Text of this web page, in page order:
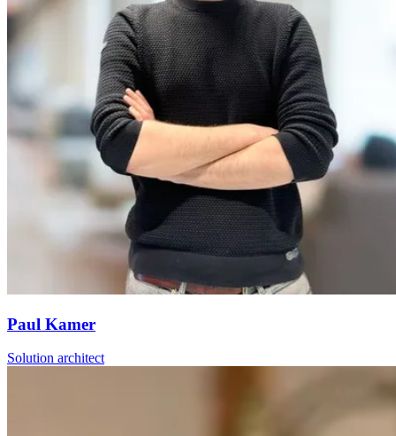
Paul Kamer
Solution architect